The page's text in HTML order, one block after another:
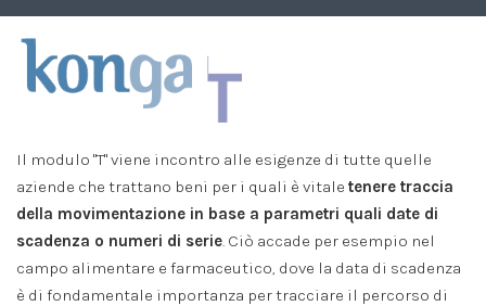
Lotti e Matricole
Il modulo "T" viene incontro alle esigenze di tutte quelle
aziende che trattano beni per i quali è vitale tenere traccia
della movimentazione in base a parametri quali date di
scadenza o numeri di serie . Ciò accade per esempio nel
campo alimentare e farmaceutico, dove la data di scadenza
è di fondamentale importanza per tracciare il percorso di